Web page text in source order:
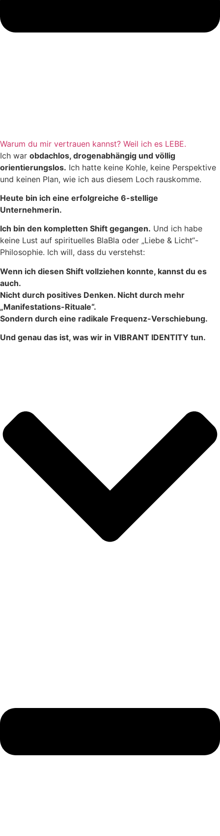
Warum du mir vertrauen kannst? Weil ich es LEBE.
Ich war obdachlos, drogenabhängig und völlig
orientierungslos. Ich hatte keine Kohle, keine Perspektive
und keinen Plan, wie ich aus diesem Loch rauskomme.
Heute bin ich eine erfolgreiche 6-stellige
Unternehmerin.
Ich bin den kompletten Shift gegangen. Und ich habe
keine Lust auf spirituelles BlaBla oder „Liebe & Licht“-
Philosophie. Ich will, dass du verstehst:
Wenn ich diesen Shift vollziehen konnte, kannst du es
auch.
Nicht durch positives Denken. Nicht durch mehr
„Manifestations-Rituale“.
Sondern durch eine radikale Frequenz-Verschiebung.
Und genau das ist, was wir in VIBRANT IDENTITY tun.